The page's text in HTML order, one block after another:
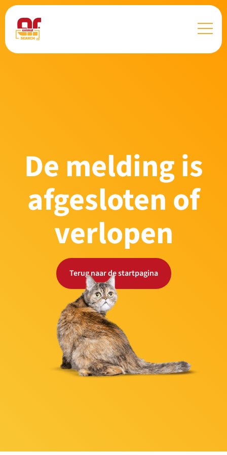
De melding is
afgesloten of
verlopen
Terug naar de startpagina